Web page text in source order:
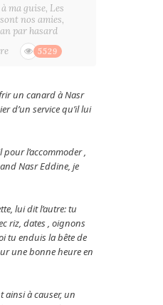
ma guise, Les
nos amies,
par hasard
5529
un canard à Nasr
d’un service qu’il lui
l’accommoder ,
Nasr Eddine, je
lui dit l’autre: tu
riz, dates , oignons
tu enduis la bête de
une bonne heure en
ainsi à causer, un